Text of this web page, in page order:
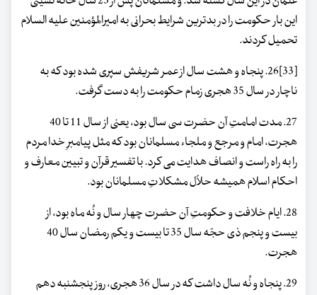
این بار حکومت را در بدترین شرایط بحرانی به امیرالمؤمنین علیه السلام
تحمیل کردند.
[33]26. پنجاه و هشت سال از عمر شریفش سپری شده بود که به
ناچار در سال 35 هجری زمام حکومت را به دست گرفت.
27. مدت امامتِ آن حضرت سی سال بود، یعنی از سال 11 تا 40
هجرت، امام و مرجع و ملجاء مسلمانان بود که مثل پیامبرِ خدا مردم
را به راه راست و انصاف هدایت می کرد. با تفسیر قرآن و تبیین معارف و
احکام اسلام همیشه حلاّل مشکلاتِ مسلمانان بود.
28. ایام خلافت و حکومتِ آن حضرت چهار سال و نُه ماه بود، از
بیست و پنجم ذی حجّه سال 35 تا بیست و یکم رمضان سال 40
هجرت.
29. پنجاه و نُه سال داشت که در سال 36 هجری، روز پنجشنبه دهم